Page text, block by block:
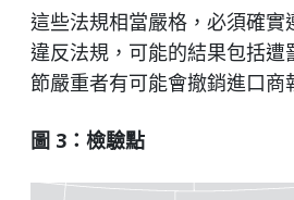
這些法規相當嚴格，必須確實
違反法規，可能的結果包括遭
節嚴重者有可能會撤銷進口商
圖 3：檢驗點